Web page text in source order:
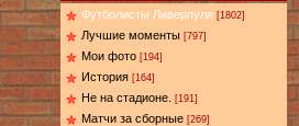
Футболисты Ливерпуля [1802]
Лучшие моменты [797]
Мои фото [194]
История [164]
Не на стадионе. [191]
Матчи за сборные [269]